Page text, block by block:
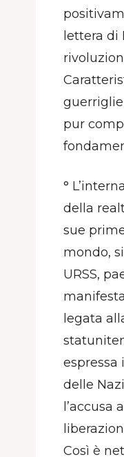
lettera di
pur
°
della
sue
mondo,
URSS,
legata
espressa
delle
Così è